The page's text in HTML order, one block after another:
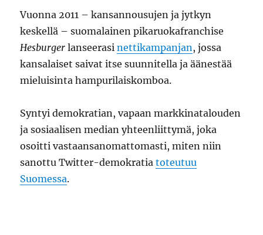
Vuonna 2011 – kansannousujen ja jytkyn
keskellä – suomalainen pikaruokafranchise
Hesburger lanseerasinettikampanjan, jossa
kansalaiset saivat itse suunnitella ja äänestää
mieluisinta hampurilaiskomboa.
Syntyi demokratian, vapaan markkinatalouden
ja sosiaalisen median yhteenliittymä, joka
osoitti vastaansanomattomasti, miten niin
sanottu Twitter-demokratiatoteutuu
Suomessa.